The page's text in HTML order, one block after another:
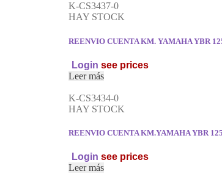
K-CS3437-0
HAY STOCK
REENVIO CUENTA KM. YAMAHA YBR
Login see prices
Leer más
K-CS3434-0
HAY STOCK
REENVIO CUENTA KM.YAMAHA YBR
Login see prices
Leer más